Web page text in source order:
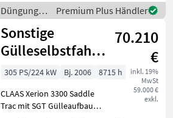
Düngung
und
Beregnung
/ Brantner
Premium Plus Händler
Sonstige
Gülleselbstfahrer
Xerion 3300
Saddle Trac mit
SG
70.210
€
inkl. 19%
MwSt
59.000 €
exkl.
305 PS/224 kW Bj. 2006
8715 h
CLAAS Xerion 3300 Saddle
Trac mit SGT Gülleaufbau